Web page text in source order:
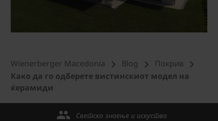
Wienerberger Macedonia Blog
Покрив
Како да го одберете вистинскиот модел на
ќерамиди
Светско знаење и искуство